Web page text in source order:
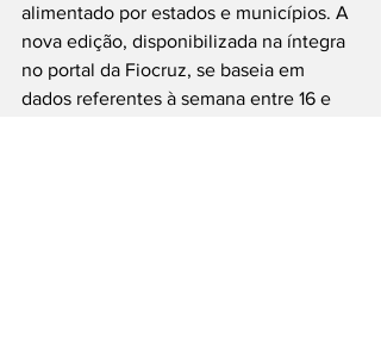
alimentado por estados e municípios. A
nova edição, disponibilizada na íntegra
no portal da Fiocruz, se baseia em
dados referentes à semana entre 16 e